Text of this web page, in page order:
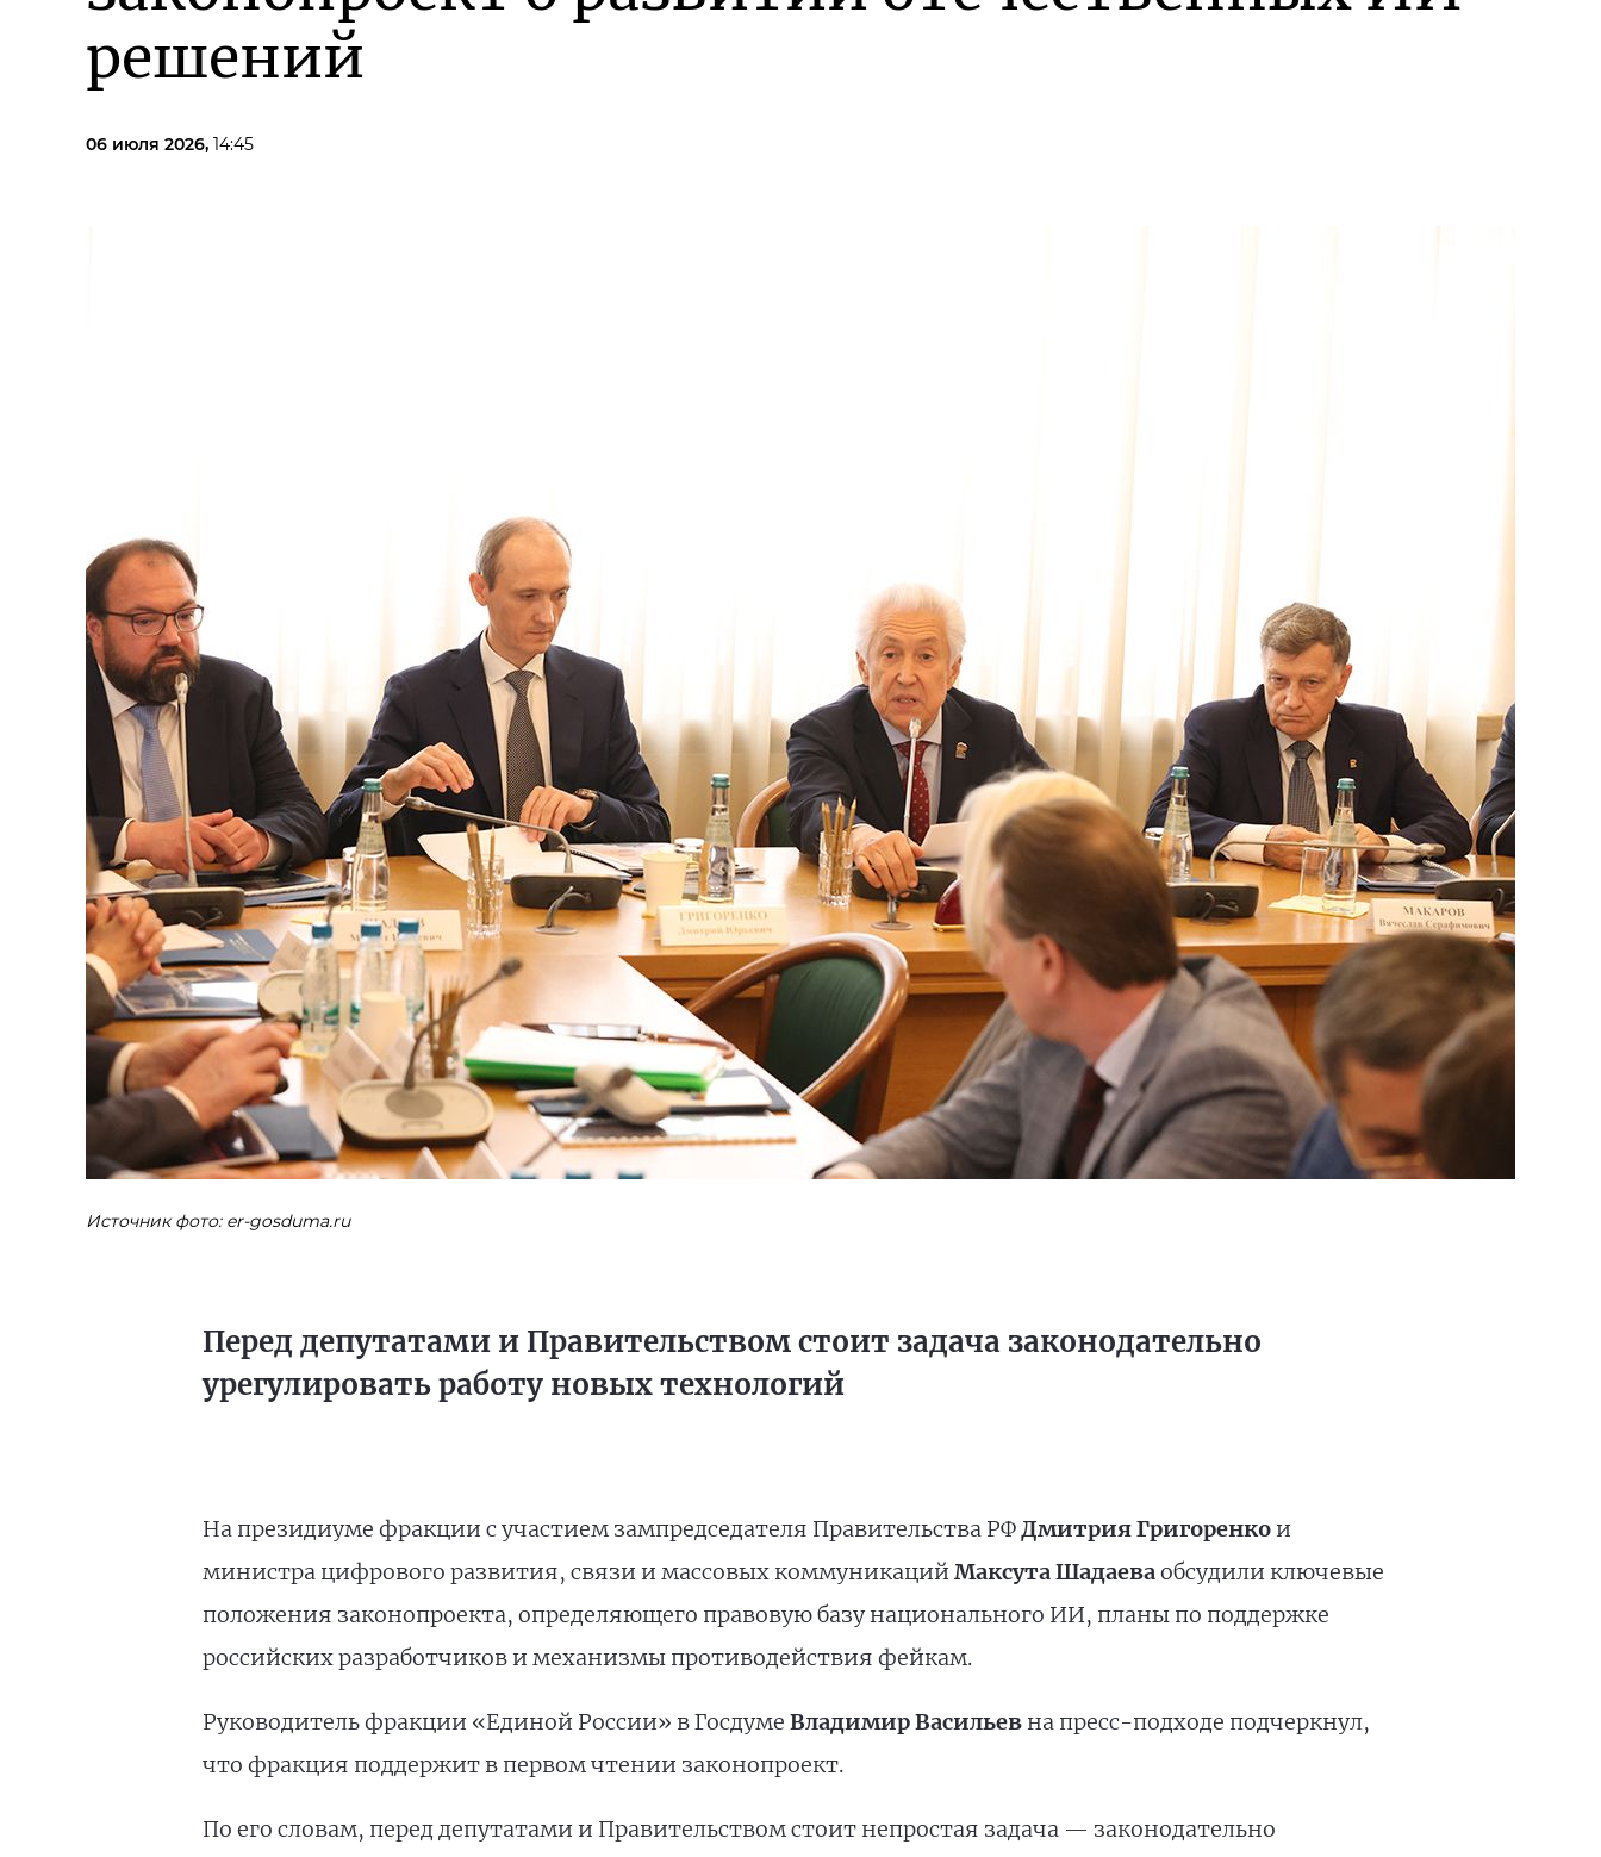
решений
06 июля 2026, 14:45
Источник фото: er-gosduma.ru
Перед депутатами и Правительством стоит задача законодательно
урегулировать работу новых технологий
На президиуме фракции с участием зампредседателя Правительства РФДмитрия Григоренкои
министра цифрового развития, связи и массовых коммуникаций Максута Шадаеваобсудили ключевые
положения законопроекта, определяющего правовую базу национального ИИ, планы по поддержке
российских разработчиков и механизмы противодействия фейкам.
Руководитель фракции «Единой России» в Госдуме Владимир Васильевна пресс-подходе подчеркнул,
что фракция поддержит в первом чтении законопроект.
По его словам, перед депутатами и Правительством стоит непростая задача — законодательно